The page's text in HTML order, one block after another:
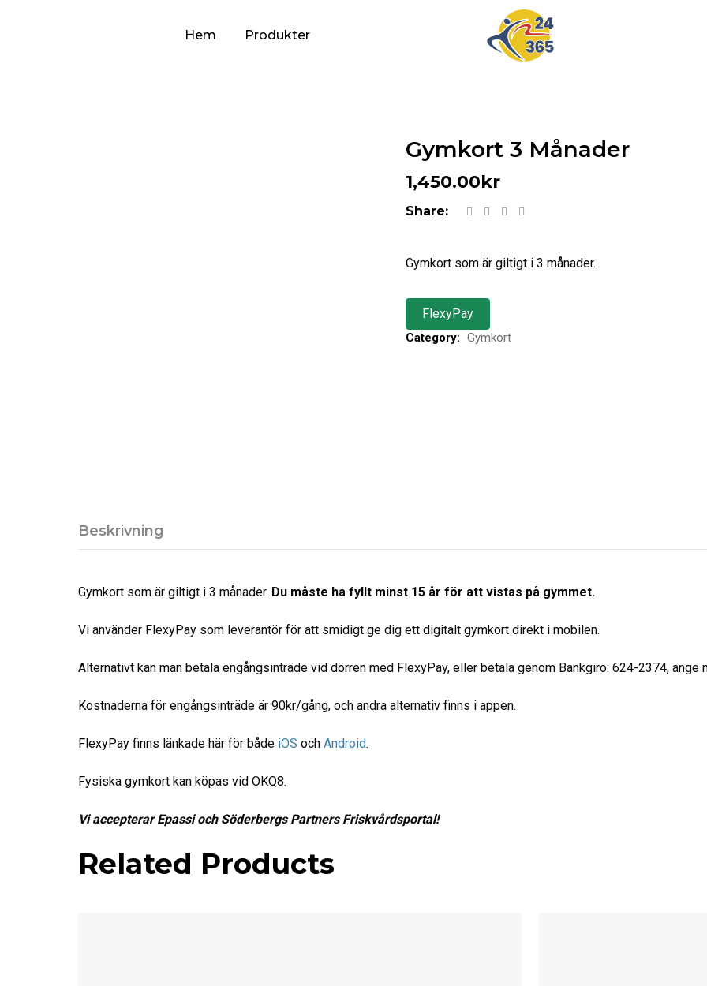
Hem Produkter
Gymkort 3 Månader
1,450.00kr
Share:
Gymkort som är giltigt i 3 månader.
FlexyPay
Category: Gymkort
Beskrivning
Gymkort som är giltigt i 3 månader. Du måste ha fyllt minst 15 år för att vistas på gymmet.
Vi använder FlexyPay som leverantör för att smidigt ge dig ett digitalt gymkort direkt i mobilen.
Alternativt kan man betala engångsinträde vid dörren med FlexyPay, eller betala genom Bankgiro: 624-2374, ange
Kostnaderna för engångsinträde är 90kr/gång, och andra alternativ finns i appen.
FlexyPay finns länkade här för både iOS och Android.
Fysiska gymkort kan köpas vid OKQ8.
Vi accepterar Epassi och Söderbergs Partners Friskvårdsportal!
Related Products